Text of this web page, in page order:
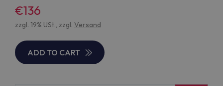
€136
zzgl. 19% USt., zzgl. Versand
ADD TO CART